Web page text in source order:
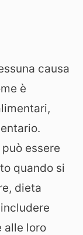
causa
è
essere
quando si
dieta
alle loro